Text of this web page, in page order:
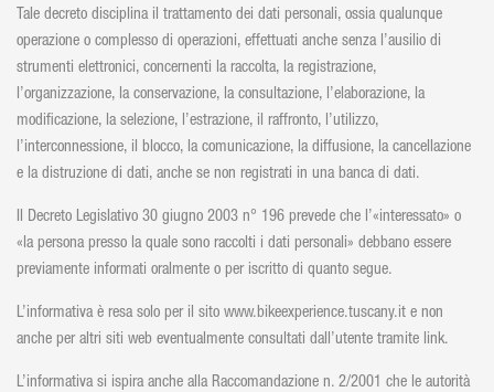
Tale decreto disciplina il trattamento dei dati personali, ossia qualunque
operazione o complesso di operazioni, effettuati anche senza l’ausilio di
strumenti elettronici, concernenti la raccolta, la registrazione,
l’organizzazione, la conservazione, la consultazione, l’elaborazione, la
modificazione, la selezione, l’estrazione, il raffronto, l’utilizzo,
l’interconnessione, il blocco, la comunicazione, la diffusione, la cancellazione
e la distruzione di dati, anche se non registrati in una banca di dati.
Il Decreto Legislativo 30 giugno 2003 n° 196 prevede che l’«interessato» o
«la persona presso la quale sono raccolti i dati personali» debbano essere
previamente informati oralmente o per iscritto di quanto segue.
L’informativa è resa solo per il sito www.bikeexperience.tuscany.it e non
anche per altri siti web eventualmente consultati dall’utente tramite link.
L’informativa si ispira anche alla Raccomandazione n. 2/2001 che le autorità